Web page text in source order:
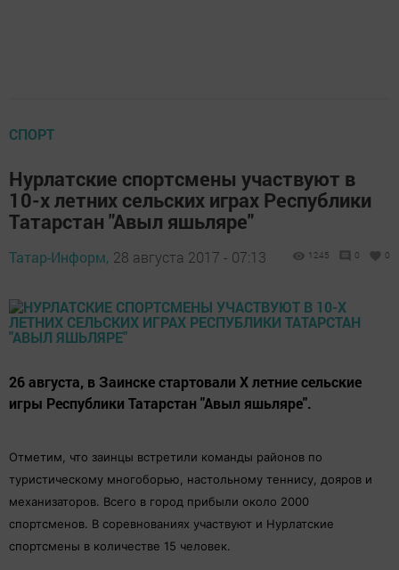
СПОРТ
Нурлатские спортсмены участвуют в
10-х летних сельских играх Республики
Татарстан "Авыл яшьляре"
Татар-Информ, 28 августа 2017 - 07:13 1245 0 0
26 августа, в Заинске стартовали X летние сельские
игры Республики Татарстан "Авыл яшьляре".
Отметим, что заинцы встретили команды районов по
туристическому многоборью, настольному теннису, дояров и
механизаторов. Всего в город прибыли около 2000
спортсменов. В соревнованиях участвуют и Нурлатские
спортсмены в количестве 15 человек.